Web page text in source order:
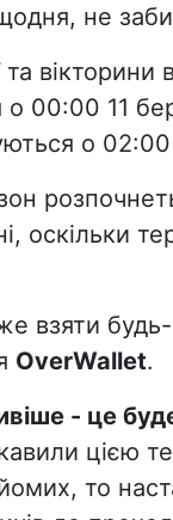
не
та вікторини
о 00:00 11
о
оскільки
взяти
OverWallet.
- це
цією
то